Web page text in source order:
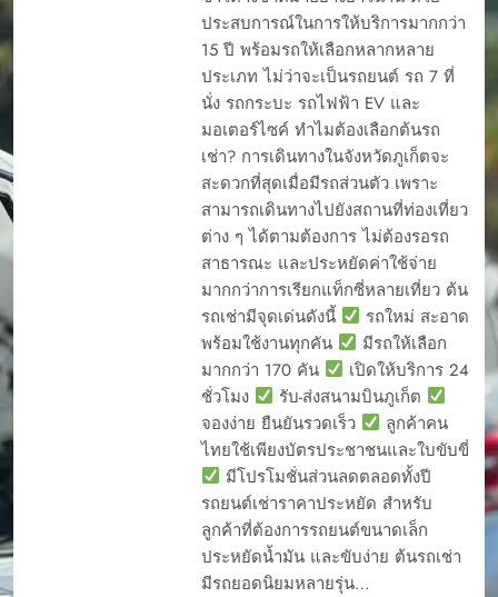
ประสบการณ์ในการให้บริการมากกว่า
15 ปี พร้อมรถให้เลือกหลากหลาย
ประเภท ไม่ว่าจะเป็นรถยนต์ รถ 7 ที่
นั่ง รถกระบะ รถไฟฟ้า EV และ
มอเตอร์ไซค์ ทำไมต้องเลือกต้นรถ
เช่า? การเดินทางในจังหวัดภูเก็ตจะ
สะดวกที่สุดเมื่อมีรถส่วนตัว เพราะ
สามารถเดินทางไปยังสถานที่ท่องเที่ยว
ต่าง ๆ ได้ตามต้องการ ไม่ต้องรอรถ
สาธารณะ และประหยัดค่าใช้จ่าย
มากกว่าการเรียกแท็กซี่หลายเที่ยว ต้น
รถเช่ามีจุดเด่นดังนี้
รถใหม่ สะอาด
พร้อมใช้งานทุกคัน
มีรถให้เลือก
มากกว่า 170 คัน
เปิดให้บริการ 24
ชั่วโมง
รับ-ส่งสนามบินภูเก็ต
จองง่าย ยืนยันรวดเร็ว
ลูกค้าคน
ไทยใช้เพียงบัตรประชาชนและใบขับขี่
มีโปรโมชั่นส่วนลดตลอดทั้งปี
รถยนต์เช่าราคาประหยัด สำหรับ
ลูกค้าที่ต้องการรถยนต์ขนาดเล็ก
ประหยัดน้ำมัน และขับง่าย ต้นรถเช่า
มีรถยอดนิยมหลายรุ่น…